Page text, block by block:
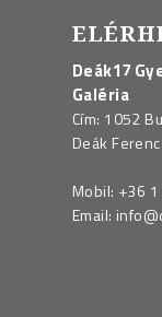
Deák17
Galéria
Cím: 1052
Deák
Mobil: +36
Email: